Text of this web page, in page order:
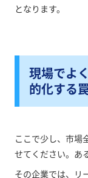
となります。
現場でよ
的化する
ここで少し、市場
せてください。あ
その企業では、リ